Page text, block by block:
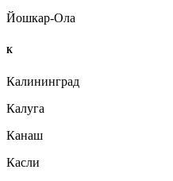
Йошкар-Ола
К
Калининград
Калуга
Канаш
Касли